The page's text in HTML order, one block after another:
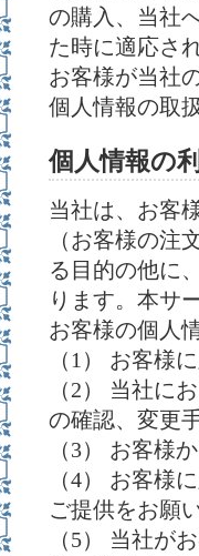
の購入、当社
た時に適応さ
お客様が当社
個人情報の取
個人情報の
当社は、お客
（お客様の注
る目的の他に
ります。本サ
お客様の個人
（1） お客様
（2） 当社に
の確認、変更
（3） お客様
（4） お客様
ご提供をお願
（5） 当社が